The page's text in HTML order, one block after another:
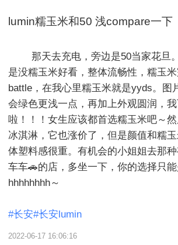
lumin糯玉米和50 浅compare一下
        那天去充电，旁边是50当家花旦。实话实话，50就
是没糯玉米好看，整体流畅性，糯玉
battle，在我心里糯玉米就是yyds。图
会绿色更浅一点，再加上外观圆润，
啦！！！女生应该都首选糯玉米吧～
冰淇淋，它也涨价了，但是颜值和糯
体塑料感很重。有机会的小姐姐去那
车车🚗的店，多坐一下，你的选择只
hhhhhhhh～
#长安#长安lumin
2022-06-17 16:06:16